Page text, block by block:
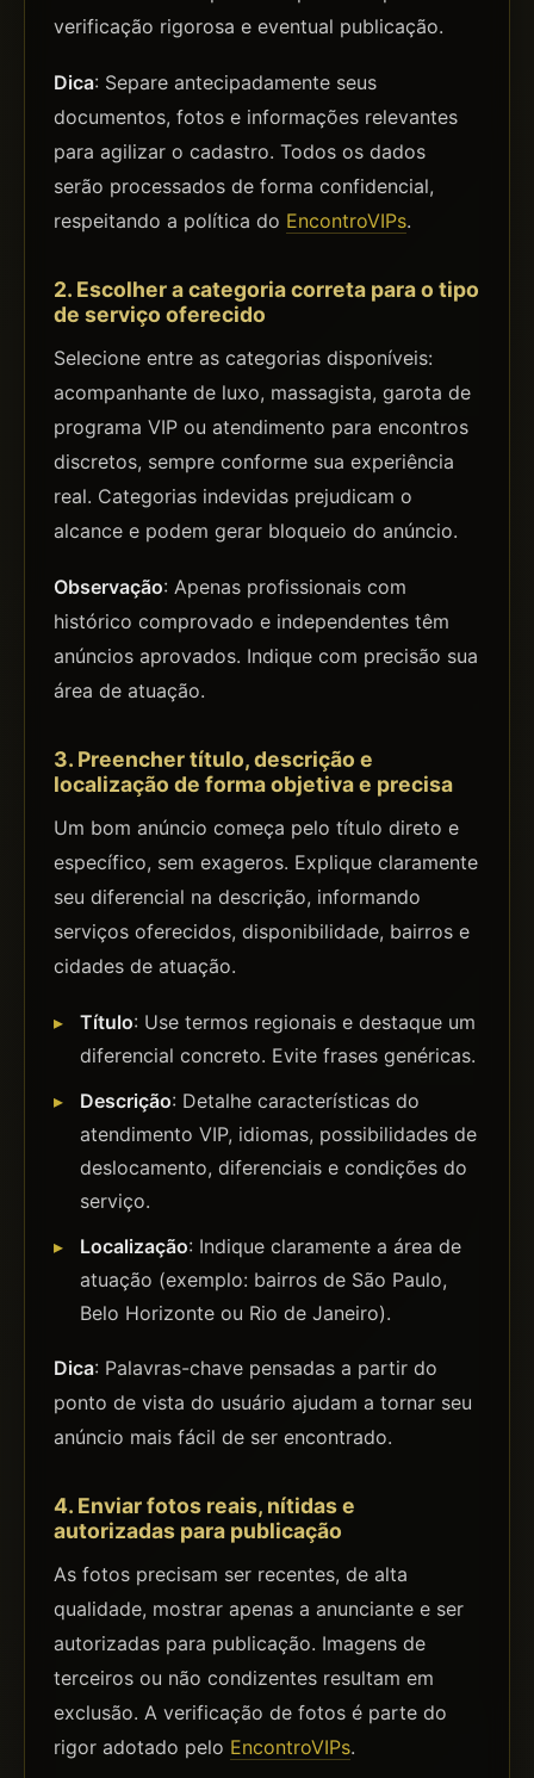
verificação rigorosa e eventual publicação.
Dica: Separe antecipadamente seus
documentos, fotos e informações relevantes
para agilizar o cadastro. Todos os dados
serão processados de forma confidencial,
respeitando a política do EncontroVIPs.
2. Escolher a categoria correta para o tipo
de serviço oferecido
Selecione entre as categorias disponíveis:
acompanhante de luxo, massagista, garota de
programa VIP ou atendimento para encontros
discretos, sempre conforme sua experiência
real. Categorias indevidas prejudicam o
alcance e podem gerar bloqueio do anúncio.
Observação: Apenas profissionais com
histórico comprovado e independentes têm
anúncios aprovados. Indique com precisão sua
área de atuação.
3. Preencher título, descrição e
localização de forma objetiva e precisa
Um bom anúncio começa pelo título direto e
específico, sem exageros. Explique claramente
seu diferencial na descrição, informando
serviços oferecidos, disponibilidade, bairros e
cidades de atuação.
Título: Use termos regionais e destaque um
diferencial concreto. Evite frases genéricas.
Descrição: Detalhe características do
atendimento VIP, idiomas, possibilidades de
deslocamento, diferenciais e condições do
serviço.
Localização: Indique claramente a área de
atuação (exemplo: bairros de São Paulo,
Belo Horizonte ou Rio de Janeiro).
Dica: Palavras-chave pensadas a partir do
ponto de vista do usuário ajudam a tornar seu
anúncio mais fácil de ser encontrado.
4. Enviar fotos reais, nítidas e
autorizadas para publicação
As fotos precisam ser recentes, de alta
qualidade, mostrar apenas a anunciante e ser
autorizadas para publicação. Imagens de
terceiros ou não condizentes resultam em
exclusão. A verificação de fotos é parte do
rigor adotado pelo EncontroVIPs.